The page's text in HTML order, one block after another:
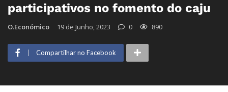
participativos no fomento do caju
O.Económico 19 de Junho, 2023 0 890
Compartilhar no Facebook